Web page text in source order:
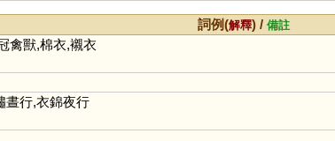
詞例(解釋) /備註
禽獸,棉衣,襯衣
晝行,衣錦夜行